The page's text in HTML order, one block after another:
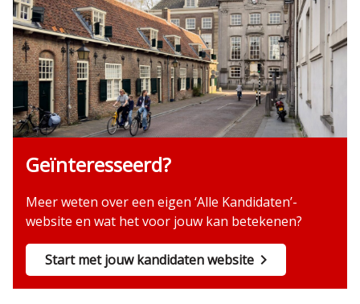
Geïnteresseerd?
Meer weten over een eigen ‘Alle Kandidaten’-
website en wat het voor jouw kan betekenen?
Start met jouw kandidaten website